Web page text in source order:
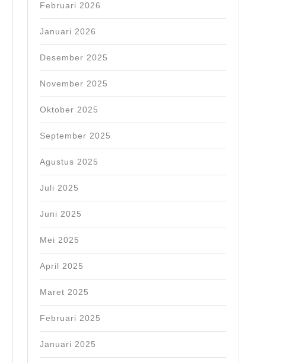
Februari 2026
Januari 2026
Desember 2025
November 2025
Oktober 2025
September 2025
Agustus 2025
Juli 2025
Juni 2025
Mei 2025
April 2025
Maret 2025
Februari 2025
Januari 2025